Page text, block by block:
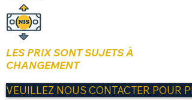
LES PRIX SONT SUJETS À
CHANGEMENT
VEUILLEZ NOUS CONTACTER POUR